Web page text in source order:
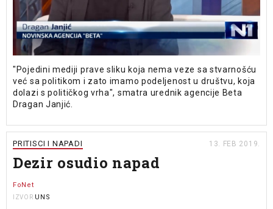
"Pojedini mediji prave sliku koja nema veze sa stvarnošću
već sa politikom i zato imamo podeljenost u društvu, koja
dolazi s političkog vrha", smatra urednik agencije Beta
Dragan Janjić.
PRITISCI I NAPADI 13. FEB 2019.
Dezir osudio napad
FoNet
IZVOR UNS